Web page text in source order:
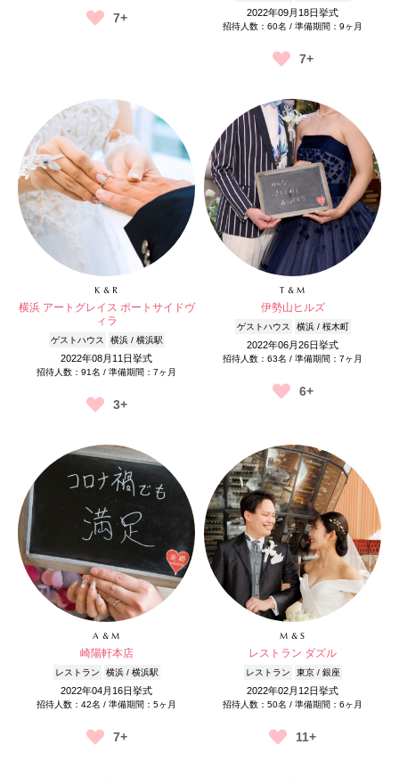
7+ 2022年09月18日挙式
招待人数：60名 / 準備期間：9ヶ月
7+
K & R
横浜 アートグレイス ポートサイドヴ
ィラ
ゲストハウス 横浜 / 横浜駅
2022年08月11日挙式
招待人数：91名 / 準備期間：7ヶ月
3+
T & M
伊勢山ヒルズ
ゲストハウス 横浜 / 桜木町
2022年06月26日挙式
招待人数：63名 / 準備期間：7ヶ月
6+
A & M
崎陽軒本店
レストラン 横浜 / 横浜駅
2022年04月16日挙式
招待人数：42名 / 準備期間：5ヶ月
7+
M & S
レストラン ダズル
レストラン 東京 / 銀座
2022年02月12日挙式
招待人数：50名 / 準備期間：6ヶ月
11+